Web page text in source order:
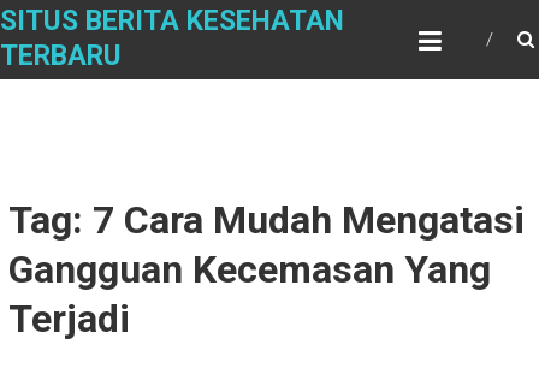
Skip
content
SITUS BERITA KESEHATAN
TERBARU
Tag: 7 Cara Mudah Mengatasi
Gangguan Kecemasan Yang
Terjadi